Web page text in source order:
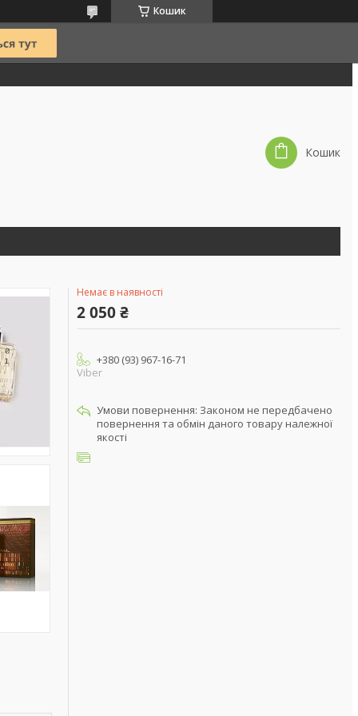
Кошик
Кошик
Немає в наявності
2 050 ₴
+380 (93) 967-16-71
Viber
Законом не передбачено
повернення та обмін даного товару належної
якості